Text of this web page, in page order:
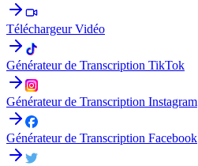
Téléchargeur Vidéo
Générateur de Transcription TikTok
Générateur de Transcription Instagram
Générateur de Transcription Facebook